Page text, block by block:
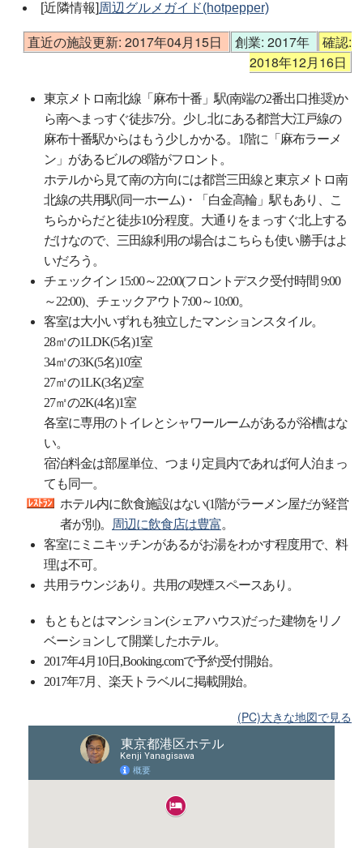
[近隣情報] 周辺グルメガイド(hotpepper)
直近の施設更新: 2017年04月15日 創業: 2017年
確認:
2018年12月16日
東京メトロ南北線「麻布十番」駅(南端の2番出口推奨)か
ら南へまっすぐ徒歩7分。少し北にある都営大江戸線の
麻布十番駅からはもう少しかかる。1階に「麻布ラーメ
ン」があるビルの8階がフロント。
ホテルから見て南の方向には都営三田線と東京メトロ南
北線の共用駅(同一ホーム)・「白金高輪」駅もあり、こ
ちらからだと徒歩10分程度。大通りをまっすぐ北上する
だけなので、三田線利用の場合はこちらも使い勝手はよ
いだろう。
チェックイン 15:00～22:00​(フロントデスク受付時間 9:00
～22:00)、チェックアウト7:00～10:00。
客室は大小いずれも独立したマンションスタイル。
28㎡の1LDK(5名)1室
34㎡の3K(5名)10室
27㎡の1LK(3名)2室
27㎡の2K(4名)1室
各室に専用のトイレとシャワールームがあるが浴槽はな
い。
宿泊料金は部屋単位、つまり定員内であれば何人泊まっ
ても同一。
ホテル内に飲食施設はない(1階がラーメン屋だが経営
者が別)。
周辺に飲食店は豊富。
客室にミニキッチンがあるがお湯をわかす程度用で、料
理は不可。
共用ラウンジあり。共用の喫煙スペースあり。
もともとはマンション(シェアハウス)だった建物をリノ
ベーションして開業したホテル。
2017年4月10日,Booking.comで予約受付開始。
2017年7月、楽天トラベルに掲載開始。
(PC)大きな地図で見る